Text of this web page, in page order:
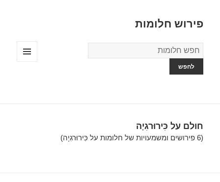
פירוש חלומות
מילון
החלומות
חולם על כִּירוּרגִיָה
(6 פירושים ומשמעויות של חלומות על כִּירוּרגִיָה)